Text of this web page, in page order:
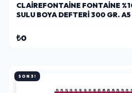
CLAIREFONTAINE FONTAINE
SULU BOYA DEFTERI 300 GR.
₺0
SON 3!